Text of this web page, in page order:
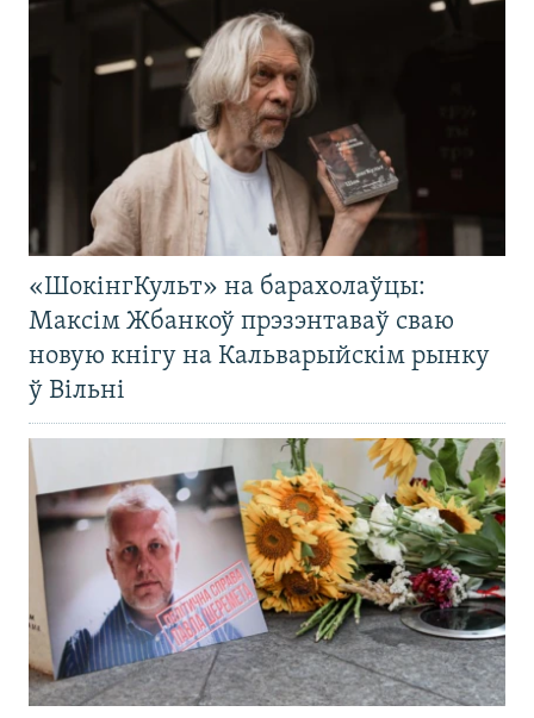
«ШокінгКульт» на барахолаўцы:
Максім Жбанкоў прэзэнтаваў сваю
новую кнігу на Кальварыйскім рынку
ў Вільні